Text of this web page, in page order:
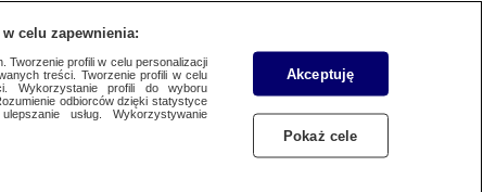
celu zapewnienia:
Tworzenie profili w celu personalizacji
treści. Tworzenie profili w celu
Wykorzystanie profili do wyboru
odbiorców dzięki statystyce
usług. Wykorzystywanie
Akceptuję
Pokaż cele